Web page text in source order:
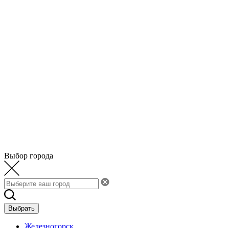
Выбор города
Выбрать
Железногорск